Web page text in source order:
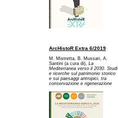
ArcHistoR Extra 6/2019
M. Mistretta, B. Mussari, A.
Santini (a cura di), La
Mediterranea verso il 2030. Studi
e ricerche sul patrimonio storico
e sui paesaggi antropici, tra
conservazione e rigenerazione